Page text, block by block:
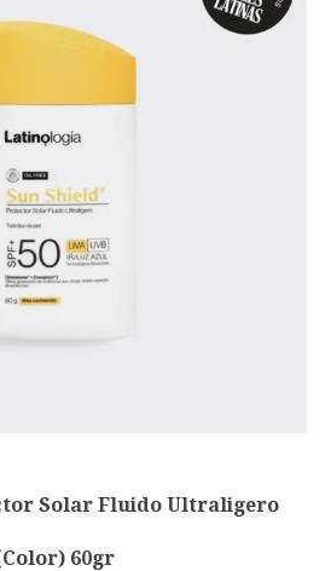
Solar Fluido Ultraligero
60gr